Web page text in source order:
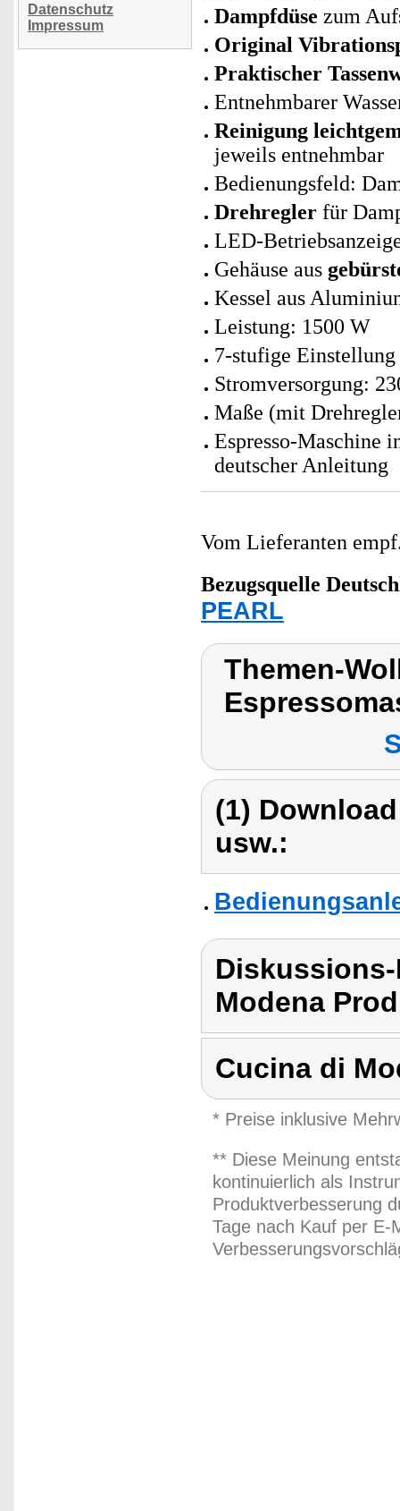
Datenschutz
Impressum
Dampfdüse zum
Original
Praktischer
Entnehmbarer
Reinigung
jeweils entnehmbar
Bedienungsfeld:
Drehregler für
LED-
Gehäuse aus
Kessel aus
Leistung: 1500 W
7-stufige Einstellung
Stromversorgung:
Maße (mit
Espresso-Maschine
deutscher Anleitung
Vom Lieferanten
Bezugsquelle
PEARL
Themen-
(1)
usw.:
Modena
Cucina di
* Preise inklusive
** Diese Meinung
kontinuierlich als
Produktverbesserung
Tage nach Kauf per E-